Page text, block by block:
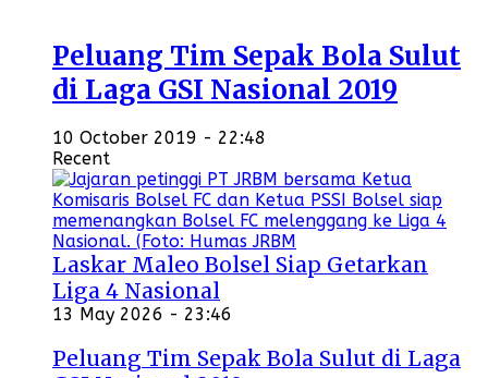
Peluang Tim Sepak Bola Sulut
di Laga GSI Nasional 2019
10 October 2019 - 22:48
Recent
Laskar Maleo Bolsel Siap Getarkan
Liga 4 Nasional
13 May 2026 - 23:46
Peluang Tim Sepak Bola Sulut di Laga